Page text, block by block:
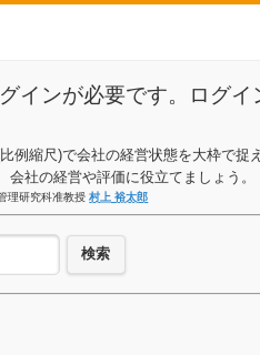
インが必要です。ログ
例縮尺)で会社の経営状態を大枠で捉え
社の経営や評価に役立てましょう。
理研究科准教授村上 裕太郎
検索